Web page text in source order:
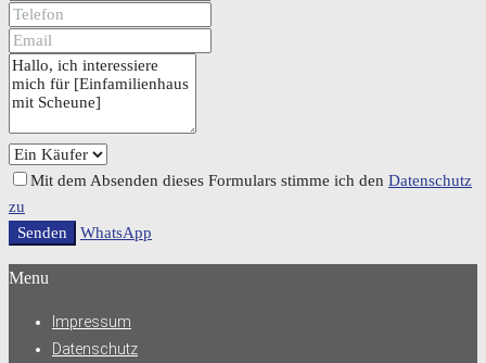
Mit dem Absenden dieses Formulars stimme ich den Datenschutz
zu
Senden
WhatsApp
Menu
Impressum
Datenschutz